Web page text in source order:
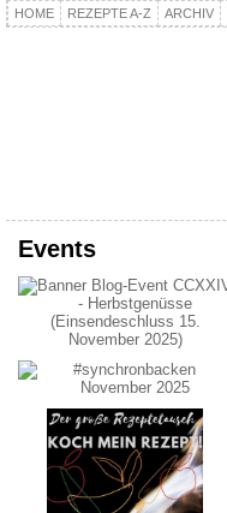
HOME REZEPTE A-Z ARCHIV
Events